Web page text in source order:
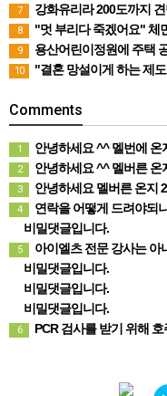
7 강화유리라 200도까지
8 "멋 부리다 죽겠어요" 체
9 용산어린이정원에 주택 공
10 "결혼 망설이게 하는 제도 없
Comments
1 안녕하세요 ^^ 멜번에 온지 20일 입니다. 말문이
2 안녕하세요 ^^ 멜버른 온지 20일 된 시니어 여자
3 안녕하세요 멜버른 온지 20일차
4 연락을 어떻게 드려야되
비밀댓글입니다.
5 아이엘츠 전문 강사는 아니지만 한국에서 아이엘
비밀댓글입니다.
비밀댓글입니다.
비밀댓글입니다.
6 PCR 검사를 받기 위해 호주 시민이나 영주권자일 필요